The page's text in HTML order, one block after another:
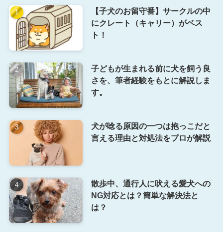
【子犬のお留守番】サークルの中
にクレート（キャリー）がベス
ト！
子どもが生まれる前に犬を飼う良
さを、筆者経験をもとに解説しま
す。
犬が唸る原因の一つは抱っこだと
言える理由と対処法をプロが解説
散歩中、通行人に吠える愛犬への
NG対応とは？簡単な解決法と
は？